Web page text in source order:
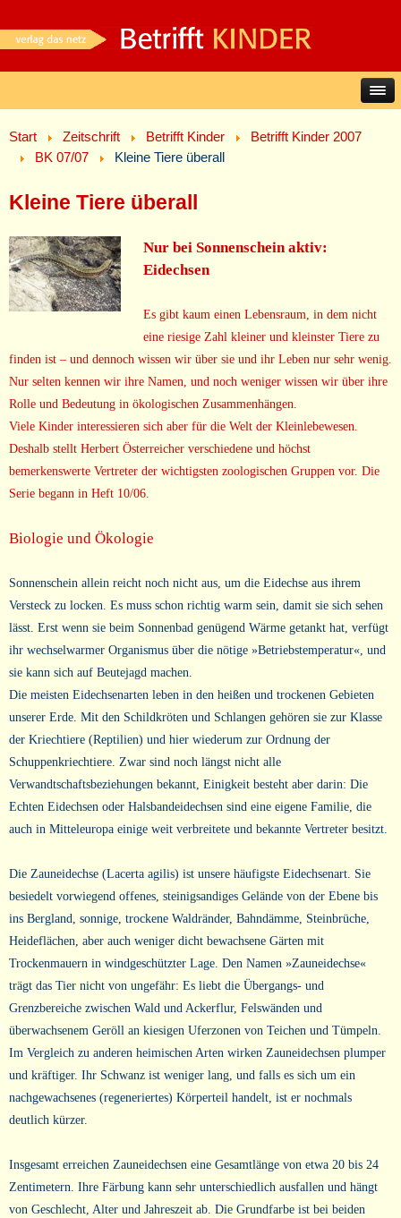
Start Zeitschrift Betrifft Kinder
Betrifft Kinder 2007
BK 07/07
Kleine Tiere überall
Kleine Tiere überall
Nur bei Sonnenschein aktiv:
Eidechsen
Es gibt kaum einen Lebensraum, in dem nicht
eine riesige Zahl kleiner und kleinster Tiere zu
finden ist – und dennoch wissen wir über sie und ihr Leben nur sehr wenig.
Nur selten kennen wir ihre Namen, und noch weniger wissen wir über ihre
Rolle und Bedeutung in ökologischen Zusammenhängen.
Viele Kinder interessieren sich aber für die Welt der Kleinlebewesen.
Deshalb stellt Herbert Österreicher verschiedene und höchst
bemerkenswerte Vertreter der wichtigsten zoologischen Gruppen vor. Die
Serie begann in Heft 10/06.
Biologie und Ökologie
Sonnenschein allein reicht noch nicht aus, um die Eidechse aus ihrem
Versteck zu locken. Es muss schon richtig warm sein, damit sie sich sehen
lässt. Erst wenn sie beim Sonnenbad genügend Wärme getankt hat, verfügt
ihr wechselwarmer Organismus über die nötige »Betriebstemperatur«, und
sie kann sich auf Beutejagd machen.
Die meisten Eidechsenarten leben in den heißen und trockenen Gebieten
unserer Erde. Mit den Schildkröten und Schlangen gehören sie zur Klasse
der Kriechtiere (Reptilien) und hier wiederum zur Ordnung der
Schuppenkriechtiere. Zwar sind noch längst nicht alle
Verwandtschaftsbeziehungen bekannt, Einigkeit besteht aber darin: Die
Echten Eidechsen oder Halsbandeidechsen sind eine eigene Familie, die
auch in Mitteleuropa einige weit verbreitete und bekannte Vertreter besitzt.
Die Zauneidechse (Lacerta agilis) ist unsere häufigste Eidechsenart. Sie
besiedelt vorwiegend offenes, steinigsandiges Gelände von der Ebene bis
ins Bergland, sonnige, trockene Waldränder, Bahndämme, Steinbrüche,
Heideflächen, aber auch weniger dicht bewachsene Gärten mit
Trockenmauern in windgeschützter Lage. Den Namen »Zauneidechse«
trägt das Tier nicht von ungefähr: Es liebt die Übergangs- und
Grenzbereiche zwischen Wald und Ackerflur, Felswänden und
überwachsenem Geröll an kiesigen Uferzonen von Teichen und Tümpeln.
Im Vergleich zu anderen heimischen Arten wirken Zauneidechsen plumper
und kräftiger. Ihr Schwanz ist weniger lang, und falls es sich um ein
nachgewachsenes (regeneriertes) Körperteil handelt, ist er nochmals
deutlich kürzer.
Insgesamt erreichen Zauneidechsen eine Gesamtlänge von etwa 20 bis 24
Zentimetern. Ihre Färbung kann sehr unterschiedlich ausfallen und hängt
von Geschlecht, Alter und Jahreszeit ab. Die Grundfarbe ist bei beiden